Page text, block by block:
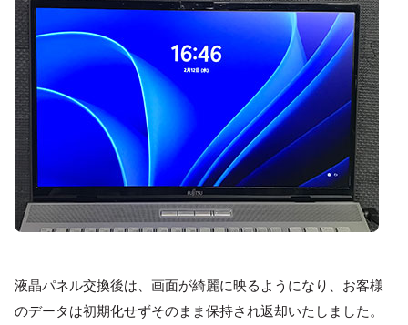
液晶パネル交換後は、画面が綺麗に映るようになり、お客様
のデータは初期化せずそのまま保持され返却いたしました。